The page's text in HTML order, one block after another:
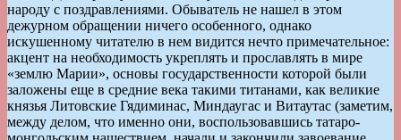
народу с поздравлениями. Обыватель не нашел в этом
дежурном обращении ничего особенного, однако
искушенному читателю в нем видится нечто примечательное:
акцент на необходимость укреплять и прославлять в мире
«землю Марии», основы государственности которой были
заложены еще в средние века такими титанами, как великие
князья Литовские Гядиминас, Миндаугас и Витаутас (заметим,
между делом, что именно они, воспользовавшись татаро-